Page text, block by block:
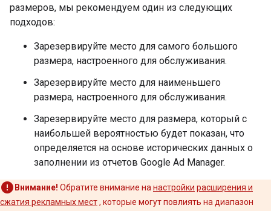
размеров, мы рекомендуем один из следующих
подходов:
Зарезервируйте место для самого большого
размера, настроенного для обслуживания.
Зарезервируйте место для наименьшего
размера, настроенного для обслуживания.
Зарезервируйте место для размера, который с
наибольшей вероятностью будет показан, что
определяется на основе исторических данных о
заполнении из отчетов Google Ad Manager.
Внимание! Обратите внимание на настройки расширения и
сжатия рекламных мест, которые могут повлиять на диапазон